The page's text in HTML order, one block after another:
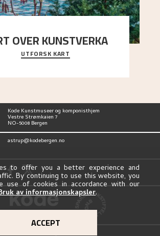
OVER KUNSTVERKA
og utsiktene i Astrups malerier
UTFORSK KART
Kode Kunstmuseer og komponisthjem
Vestre Strømkaien 7
NO-5008 Bergen
astrup@kodebergen.no
Personvernerklæring
to offer you a better experience and
By continuing to use this website, you
use of cookies in accordance with our
av informasjonskapsler.
ACCEPT